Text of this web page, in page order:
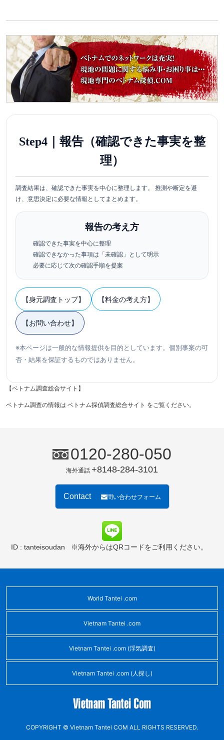
Step4｜報告（確認できた事実を整
理）
調査結果は、確認できた事実を中心に整理します。 推測や断定を避
け、意思決定に必要な情報としてまとめます。
報告の考え方
確認できた事実を中心に整理
確認できなかった事項は「未確認」として明示
必要に応じて次の確認手順を提案
【身元調査トップ】 【料金の考え方】
【お問い合わせ】
※本ページは一般的な情報提供を目的としています。個別事案の可
否・結果を保証するものではありません。
【ベトナム調査総合サイト】
ベトナム調査の情報は ベトナム探偵調査総合サイト をご覧ください。
0120-280-050
海外通話 +8148-284-3101
Contact 問い合わせフォーム
ID : tanteisoudan ※海外からはQRコードをご利用ください。
World Tantei .com
Vietnam Tantei .com
Vietnam Tantei .com (浮気調査)
Vietnam Tantei .com (人探し)
COPYRIGHT © Vietnam Tantei COM ALL RIGHTS RESERVED.